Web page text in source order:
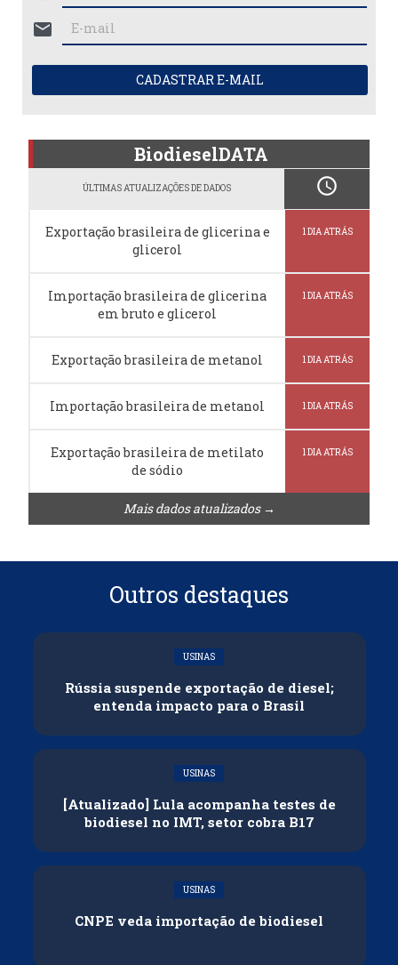
mail
CADASTRAR E-MAIL
BiodieselDATA
ÚLTIMAS ATUALIZAÇÕES DE DADOS schedule
Exportação brasileira de glicerina e
glicerol
1 DIA ATRÁS
Importação brasileira de glicerina
em bruto e glicerol
1 DIA ATRÁS
Exportação brasileira de metanol 1 DIA ATRÁS
Importação brasileira de metanol 1 DIA ATRÁS
Exportação brasileira de metilato
de sódio
1 DIA ATRÁS
Mais dados atualizados →
Outros destaques
USINAS
Rússia suspende exportação de diesel;
entenda impacto para o Brasil
USINAS
[Atualizado] Lula acompanha testes de
biodiesel no IMT, setor cobra B17
USINAS
CNPE veda importação de biodiesel